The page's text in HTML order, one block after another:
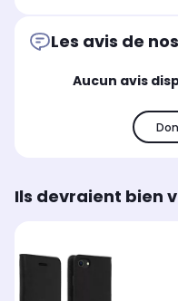
Les avis de
Aucun avis
Ils devraient bien